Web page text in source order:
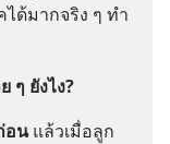
ด้​มาก​จริง ๆ ทำ​
ๆ ยัง​ไง?
อนแล้ว​เมื่อ​ลูก​